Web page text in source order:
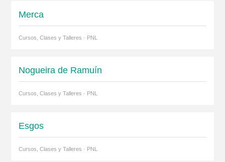
Merca
Cursos, Clases y Talleres · PNL
Nogueira de Ramuín
Cursos, Clases y Talleres · PNL
Esgos
Cursos, Clases y Talleres · PNL